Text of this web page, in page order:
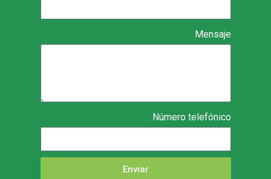
Mensaje
Número telefónico
Enviar